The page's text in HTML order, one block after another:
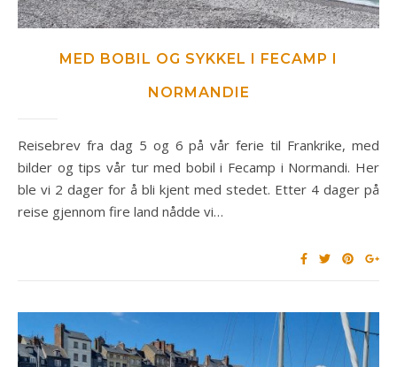
MED BOBIL OG SYKKEL I FECAMP I
NORMANDIE
Reisebrev fra dag 5 og 6 på vår ferie til Frankrike, med
bilder og tips vår tur med bobil i Fecamp i Normandi. Her
ble vi 2 dager for å bli kjent med stedet. Etter 4 dager på
reise gjennom fire land nådde vi…